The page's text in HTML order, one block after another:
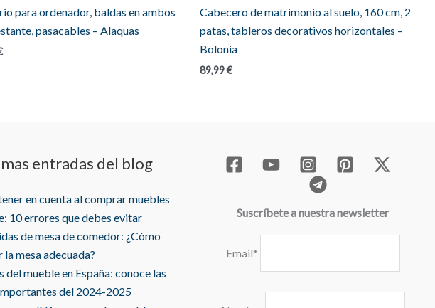
para ordenador, baldas en ambos
pasacables – Alaquas
Cabecero de matrimonio al suelo, 160 cm, 2
patas, tableros decorativos horizontales –
Bolonia
89,99€
entradas del blog
en cuenta al comprar muebles
10 errores que debes evitar
de mesa de comedor: ¿Cómo
la mesa adecuada?
del mueble en España: conoce las
del 2024-2025
Suscríbete a nuestra newsletter
Email*